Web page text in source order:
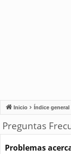
Inicio Índice general
Preguntas
Problemas